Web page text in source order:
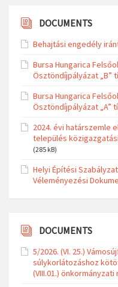
DOCUMENTS
Behajtási engedély
Bursa Hungarica
Ösztöndíjpályázat „B”
Bursa Hungarica
Ösztöndíjpályázat „A”
2024. évi határszemle
település
(285 kB)
Helyi Építési
Véleményezési
DOCUMENTS
5/2026. (VI. 25.)
súlykorlátozáshoz
(VIII.01.)